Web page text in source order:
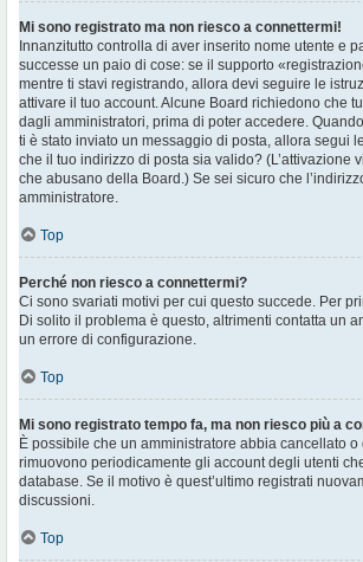
Mi sono registrato ma non riesco a connettermi!
Innanzitutto controlla di aver inserito nome utente e
successe un paio di cose: se il supporto
mentre ti stavi registrando, allora devi seguire le
attivare il tuo account. Alcune Board richiedono che
dagli amministratori, prima di poter accedere.
ti è stato inviato un messaggio di posta, allora segui
che il tuo indirizzo di posta sia valido?
che abusano della Board.) Se sei sicuro che
amministratore.
Top
Perché non riesco a connettermi?
Ci sono svariati motivi per cui questo succede. Per
Di solito il problema è questo, altrimenti contatta un
un errore di configurazione.
Top
Mi sono registrato tempo fa, ma non riesco più a
È possibile che un amministratore abbia cancellato
rimuovono periodicamente gli account degli utenti
database. Se il motivo è quest’ultimo registrati
discussioni.
Top